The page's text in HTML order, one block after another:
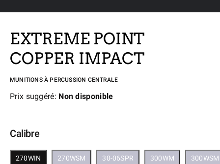
EXTREME POINT
COPPER IMPACT
MUNITIONS À PERCUSSION CENTRALE
Prix suggéré: Non disponible
Calibre
270WIN 270WSM 30-06SPR 300WM 300WSM